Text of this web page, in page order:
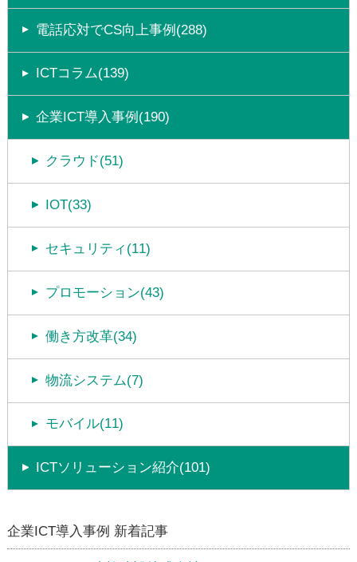
電話応対でCS向上事例(288)
ICTコラム(139)
企業ICT導入事例(190)
クラウド(51)
IOT(33)
セキュリティ(11)
プロモーション(43)
働き方改革(34)
物流システム(7)
モバイル(11)
ICTソリューション紹介(101)
企業ICT導入事例 新着記事